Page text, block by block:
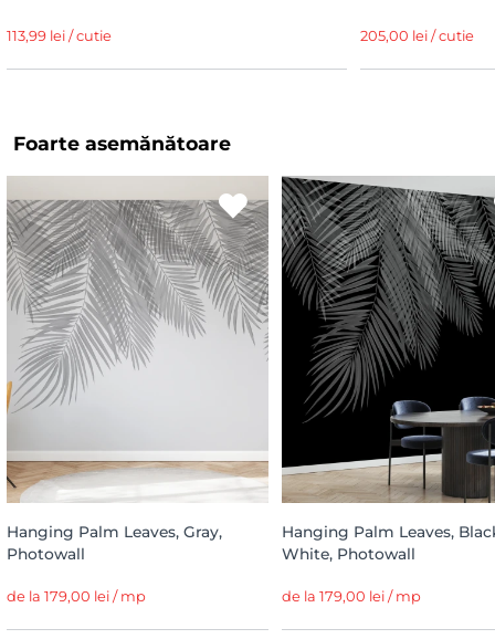
113,99 lei / cutie 205,00 lei / cutie
Foarte asemănătoare
Hanging Palm Leaves, Gray,
Photowall
de la 179,00 lei / mp
Hanging Palm Leaves,
White, Photowall
de la 179,00 lei / mp